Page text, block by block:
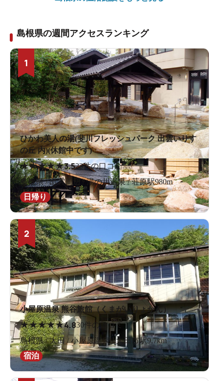
島根県の週間アクセスランキング
1
ひかわ美人の湯(斐川フレッシュパーク 出雲いりす
の丘 内)(休館中です)
★★★★★3.523件の口コミ
島根県 / 出雲周辺 / 湯の川温泉 / 荘原駅980m
日帰り
2
小屋原温泉 熊谷旅館（くまがいりょかん）
★★★★★4.830件の口コミ
島根県 / 大田 / 小屋原温泉 / 大田市駅9.7km
宿泊